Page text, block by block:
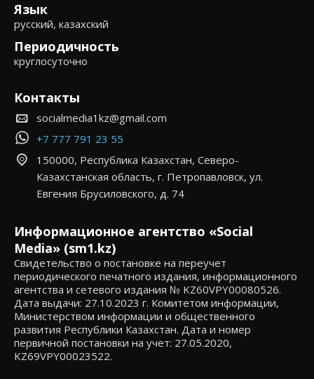
Язык
русский, казахский
Периодичность
круглосуточно
Контакты
socialmedia1kz@gmail.com
+7 777 791 23 55
150000, Республика Казахстан, Северо-
Казахстанская область, г. Петропавловск, ул.
Евгения Брусиловского, д. 74
Информационное агентство «Social
Media» (sm1.kz)
Свидетельство о постановке на переучет
периодического печатного издания, информационного
агентства и сетевого издания № KZ60VPY00080526.
Дата выдачи: 27.10.2023 г. Комитетом информации,
Министерством информации и общественного
развития Республики Казахстан. Дата и номер
первичной постановки на учет: 27.05.2020,
KZ69VPY00023522.